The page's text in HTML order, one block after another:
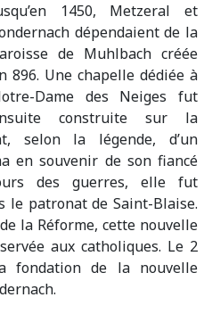
1450, Metzeral et
dépendaient de la
de Muhlbach créée
896. Une chapelle dédiée à
Dame des Neiges fut
construite sur la
selon la légende, d’un
en souvenir de son fiancé
des guerres, elle fut
le patronat de Saint-Blaise.
la Réforme, cette nouvelle
aux catholiques. Le 2
fondation de la nouvelle